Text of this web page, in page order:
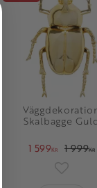
Skalbagge
1 599KR 1 999KR